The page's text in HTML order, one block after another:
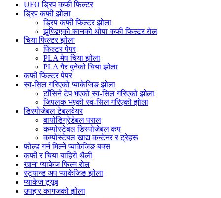
UFO ड्रिप कफी फिल्टर
ड्रिप कफी झोला
ड्रिप कफी फिल्टर झोला
झुण्डिएको कानको थोपा कफी फिल्टर रोल
चिया फिल्टर झोला
फिल्टर पेपर
PLA मेष चिया झोला
PLA गैर बुनेको चिया झोला
कफी फिल्टर पेपर
स्व-सिल गरिएको प्याकेजिङ झोला
टाँसिने टेप भएको स्व-सिल गरिएको झोला
जिपलक भएको स्व-सिल गरिएको झोला
डिस्पोजेबल टेबलवेयर
बायोडिग्रेडेबल पराल
कम्पोस्टेबल डिस्पोजेबल कप
कम्पोस्टेबल खाद्य कन्टेनर र ट्रेहरू
फोल्ड गर्न मिल्ने प्याकेजिङ बक्स
कफी र चिया बाहिरी थैली
खाना प्याकेज फिल्म रोल
स्ट्यान्ड अप प्याकेजिङ झोला
प्याकेज ट्यूब
उपहार कागजको झोला